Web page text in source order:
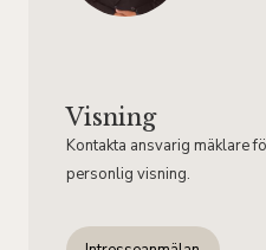
Visning
Kontakta ansvarig mäklare
personlig visning.